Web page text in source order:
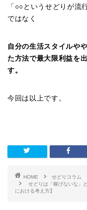
「○○というせどりが流
ではなく
自分の生活スタイルや
た方法で最大限利益を
す。
今回は以上です。
HOME
せどりコラム
せどりは「稼げないな」
における考え方】